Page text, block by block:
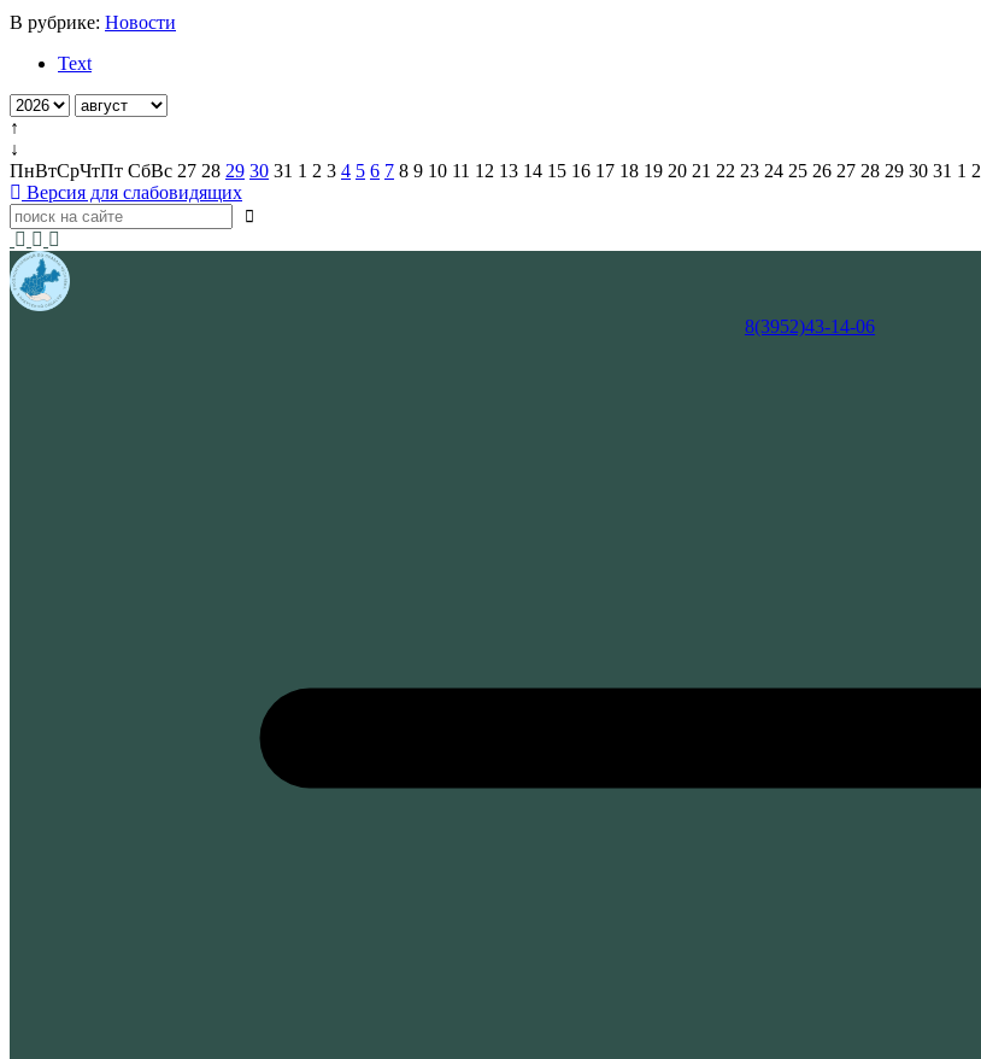
В рубрике: Новости
Text
↑
↓
ПнВтСрЧтПт СбВс 27 28 29 30 31 1 2 3 4 5 6 7 8 9 10 11 12 13 14 15 16 17 18 19 20 21 22 23 24 25 26 27 28 29 30 31 1 2
Версия для слабовидящих
8(3952)43-14-06